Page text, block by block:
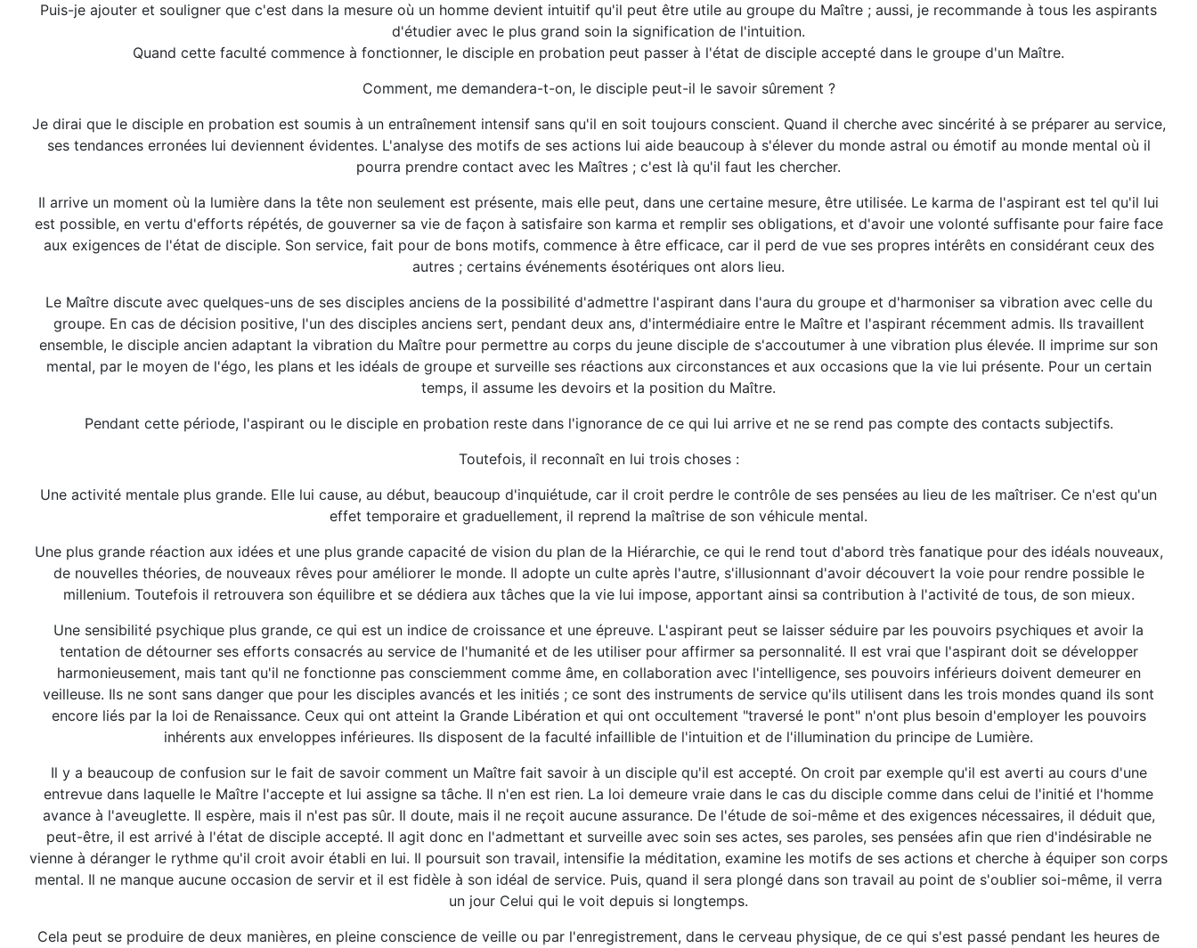
Puis-je ajouter et souligner que c'est dans la mesure où un homme devient intuitif qu'il peut être utile au groupe du Maître ; aussi, je recommande à tous les aspirants
d'étudier avec le plus grand soin la signification de l'intuition.
Quand cette faculté commence à fonctionner, le disciple en probation peut passer à l'état de disciple accepté dans le groupe d'un Maître.
Comment, me demandera-t-on, le disciple peut-il le savoir sûrement ?
Je dirai que le disciple en probation est soumis à un entraînement intensif sans qu'il en soit toujours conscient. Quand il cherche avec sincérité à se préparer au service,
ses tendances erronées lui deviennent évidentes. L'analyse des motifs de ses actions lui aide beaucoup à s'élever du monde astral ou émotif au monde mental où il
pourra prendre contact avec les Maîtres ; c'est là qu'il faut les chercher.
Il arrive un moment où la lumière dans la tête non seulement est présente, mais elle peut, dans une certaine mesure, être utilisée. Le karma de l'aspirant est tel qu'il lui
est possible, en vertu d'efforts répétés, de gouverner sa vie de façon à satisfaire son karma et remplir ses obligations, et d'avoir une volonté suffisante pour faire face
aux exigences de l'état de disciple. Son service, fait pour de bons motifs, commence à être efficace, car il perd de vue ses propres intérêts en considérant ceux des
autres ; certains événements ésotériques ont alors lieu.
Le Maître discute avec quelques-uns de ses disciples anciens de la possibilité d'admettre l'aspirant dans l'aura du groupe et d'harmoniser sa vibration avec celle du
groupe. En cas de décision positive, l'un des disciples anciens sert, pendant deux ans, d'intermédiaire entre le Maître et l'aspirant récemment admis. Ils travaillent
ensemble, le disciple ancien adaptant la vibration du Maître pour permettre au corps du jeune disciple de s'accoutumer à une vibration plus élevée. Il imprime sur son
mental, par le moyen de l'égo, les plans et les idéals de groupe et surveille ses réactions aux circonstances et aux occasions que la vie lui présente. Pour un certain
temps, il assume les devoirs et la position du Maître.
Pendant cette période, l'aspirant ou le disciple en probation reste dans l'ignorance de ce qui lui arrive et ne se rend pas compte des contacts subjectifs.
Toutefois, il reconnaît en lui trois choses :
Une activité mentale plus grande. Elle lui cause, au début, beaucoup d'inquiétude, car il croit perdre le contrôle de ses pensées au lieu de les maîtriser. Ce n'est qu'un
effet temporaire et graduellement, il reprend la maîtrise de son véhicule mental.
Une plus grande réaction aux idées et une plus grande capacité de vision du plan de la Hiérarchie, ce qui le rend tout d'abord très fanatique pour des idéals nouveaux,
de nouvelles théories, de nouveaux rêves pour améliorer le monde. Il adopte un culte après l'autre, s'illusionnant d'avoir découvert la voie pour rendre possible le
millenium. Toutefois il retrouvera son équilibre et se dédiera aux tâches que la vie lui impose, apportant ainsi sa contribution à l'activité de tous, de son mieux.
Une sensibilité psychique plus grande, ce qui est un indice de croissance et une épreuve. L'aspirant peut se laisser séduire par les pouvoirs psychiques et avoir la
tentation de détourner ses efforts consacrés au service de l'humanité et de les utiliser pour affirmer sa personnalité. Il est vrai que l'aspirant doit se développer
harmonieusement, mais tant qu'il ne fonctionne pas consciemment comme âme, en collaboration avec l'intelligence, ses pouvoirs inférieurs doivent demeurer en
veilleuse. Ils ne sont sans danger que pour les disciples avancés et les initiés ; ce sont des instruments de service qu'ils utilisent dans les trois mondes quand ils sont
encore liés par la loi de Renaissance. Ceux qui ont atteint la Grande Libération et qui ont occultement "traversé le pont" n'ont plus besoin d'employer les pouvoirs
inhérents aux enveloppes inférieures. Ils disposent de la faculté infaillible de l'intuition et de l'illumination du principe de Lumière.
Il y a beaucoup de confusion sur le fait de savoir comment un Maître fait savoir à un disciple qu'il est accepté. On croit par exemple qu'il est averti au cours d'une
entrevue dans laquelle le Maître l'accepte et lui assigne sa tâche. Il n'en est rien. La loi demeure vraie dans le cas du disciple comme dans celui de l'initié et l'homme
avance à l'aveuglette. Il espère, mais il n'est pas sûr. Il doute, mais il ne reçoit aucune assurance. De l'étude de soi-même et des exigences nécessaires, il déduit que,
peut-être, il est arrivé à l'état de disciple accepté. Il agit donc en l'admettant et surveille avec soin ses actes, ses paroles, ses pensées afin que rien d'indésirable ne
vienne à déranger le rythme qu'il croit avoir établi en lui. Il poursuit son travail, intensifie la méditation, examine les motifs de ses actions et cherche à équiper son corps
mental. Il ne manque aucune occasion de servir et il est fidèle à son idéal de service. Puis, quand il sera plongé dans son travail au point de s'oublier soi-même, il verra
un jour Celui qui le voit depuis si longtemps.
Cela peut se produire de deux manières, en pleine conscience de veille ou par l'enregistrement, dans le cerveau physique, de ce qui s'est passé pendant les heures de